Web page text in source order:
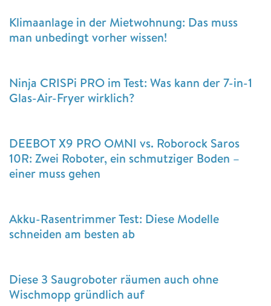
Klimaanlage in der Mietwohnung: Das muss
man unbedingt vorher wissen!
Ninja CRISPi PRO im Test: Was kann der 7-in-1
Glas-Air-Fryer wirklich?
DEEBOT X9 PRO OMNI vs. Roborock Saros
10R: Zwei Roboter, ein schmutziger Boden –
einer muss gehen
Akku-Rasentrimmer Test: Diese Modelle
schneiden am besten ab
Diese 3 Saugroboter räumen auch ohne
Wischmopp gründlich auf